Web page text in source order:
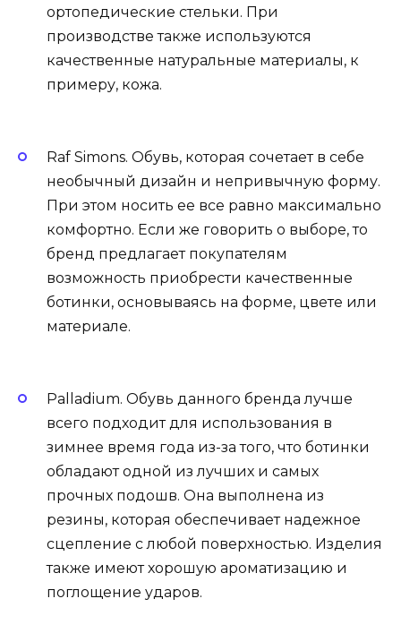
ортопедические стельки. При
производстве также используются
качественные натуральные материалы, к
примеру, кожа.
Raf Simons. Обувь, которая сочетает в себе
необычный дизайн и непривычную форму.
При этом носить ее все равно максимально
комфортно. Если же говорить о выборе, то
бренд предлагает покупателям
возможность приобрести качественные
ботинки, основываясь на форме, цвете или
материале.
Palladium. Обувь данного бренда лучше
всего подходит для использования в
зимнее время года из-за того, что ботинки
обладают одной из лучших и самых
прочных подошв. Она выполнена из
резины, которая обеспечивает надежное
сцепление с любой поверхностью. Изделия
также имеют хорошую ароматизацию и
поглощение ударов.